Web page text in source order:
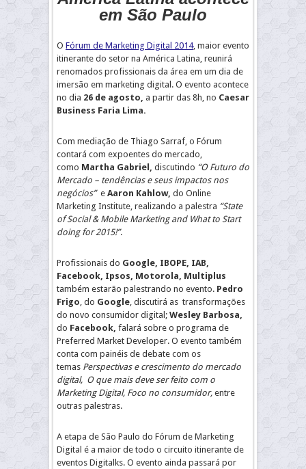
em São Paulo
O Fórum de Marketing Digital 2014, maior evento
itinerante do setor na América Latina, reunirá
renomados profissionais da área em um dia de
imersão em marketing digital. O evento acontece
no dia 26 de agosto, a partir das 8h, no Caesar
Business Faria Lima.
Com mediação de Thiago Sarraf, o Fórum
contará com expoentes do mercado,
como Martha Gabriel, discutindo “O Futuro do
Mercado – tendências e seus impactos nos
negócios” e Aaron Kahlow, do Online
Marketing Institute, realizando a palestra “State
of Social & Mobile Marketing and What to Start
doing for 2015!”.
Profissionais do Google, IBOPE, IAB,
Facebook, Ipsos, Motorola, Multiplus
também estarão palestrando no evento. Pedro
Frigo, do Google, discutirá as transformações
do novo consumidor digital; Wesley Barbosa,
do Facebook, falará sobre o programa de
Preferred Market Developer. O evento também
conta com painéis de debate com os
temas Perspectivas e crescimento do mercado
digital, O que mais deve ser feito com o
Marketing Digital, Foco no consumidor, entre
outras palestras.
A etapa de São Paulo do Fórum de Marketing
Digital é a maior de todo o circuito itinerante de
eventos Digitalks. O evento ainda passará por